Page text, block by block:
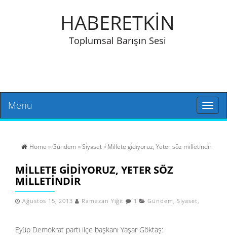
HABERETKİN
Toplumsal Barışın Sesi
Toggle
Menu
Home »Gündem »Siyaset» Millete gidiyoruz, Yeter söz milletindir
MILLETE GIDIYORUZ, YETER SÖZ
MILLETINDIR
Ağustos 15, 2013 Ramazan Yiğit 1 Gündem , Siyaset,
Eyüp Demokrat parti ilçe başkanı Yaşar Göktaş: